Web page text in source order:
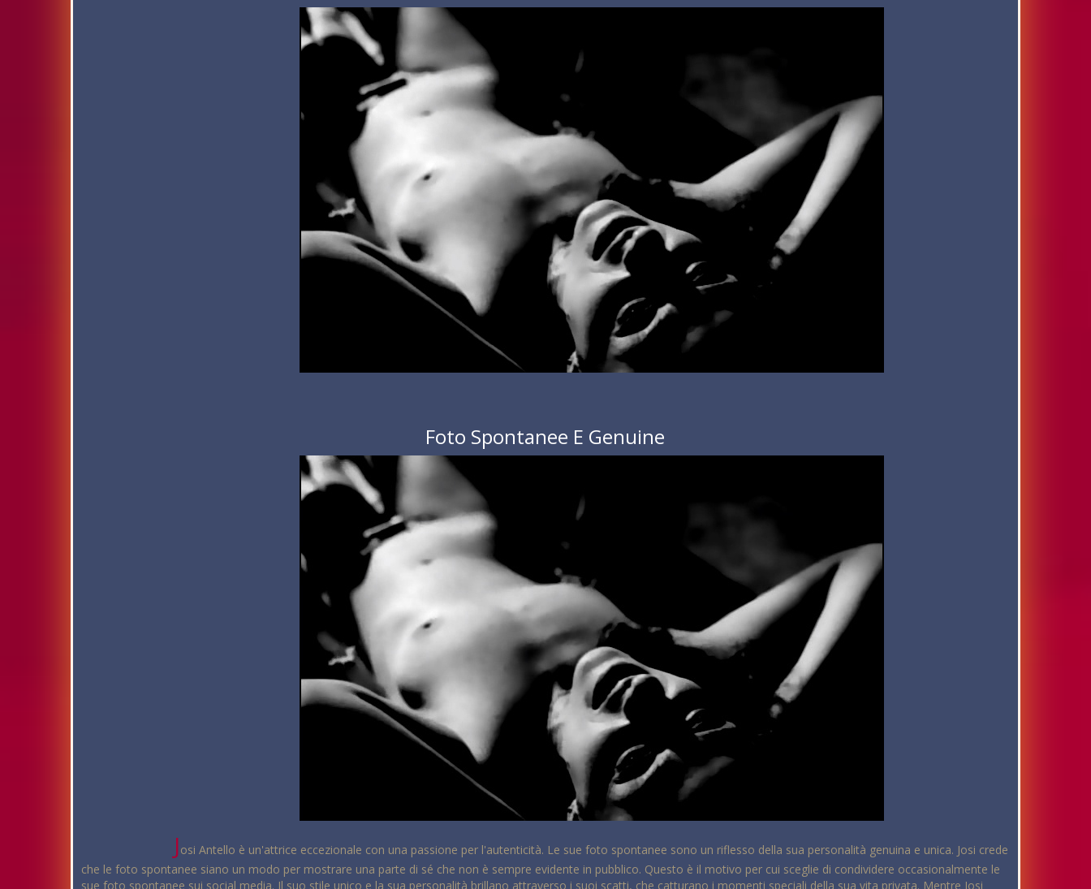
Foto Spontanee E Genuine
Josi Antello è un'attrice eccezionale con una passione per l'autenticità. Le sue foto spontanee sono un riflesso della sua personalità genuina e unica. Josi crede
che le foto spontanee siano un modo per mostrare una parte di sé che non è sempre evidente in pubblico. Questo è il motivo per cui sceglie di condividere occasionalmente le
sue foto spontanee sui social media. Il suo stile unico e la sua personalità brillano attraverso i suoi scatti, che catturano i momenti speciali della sua vita privata. Mentre Josi